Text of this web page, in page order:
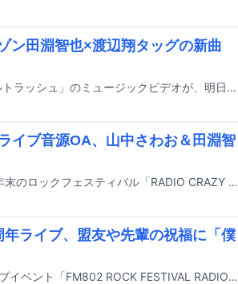
ン田淵智也×渡辺翔タッグの新曲
CYNHN（スウィーニー）の新曲「ループバック・ロールトラッシュ」のミュージックビデオが、明日2月11日17:00にプレミア公開される。
イブ音源OA、山中さわお＆田淵智
1月18日のFM802「802 BINTANG GARDEN」にて、昨年末のロックフェスティバル「RADIO CRAZY 2025」で行われた企画「a flood of circle 5.6 武道館に架ける虹」のライブ音源がオンエアされる。
ライブ、盟友や先輩の祝福に「僕
大阪・インテックス大阪で開催されたFM802主催のライブイベント「FM802 ROCK FESTIVAL RADIO CRAZY 2025」の12月27日公演にて、田淵智也（UNISON SQUARE GARDEN、THE KEBABS、Q-MHz）の生誕40周年を記念した企画「田淵智也 40th Anniversary special」が行われた。